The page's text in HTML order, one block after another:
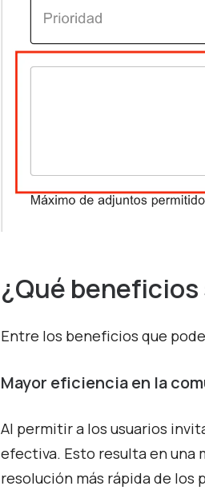
¿Qué
Entre los beneficios que
Mayor eficiencia en la
Al permitir a los usuarios
efectiva. Esto resulta en una
resolución más rápida de los